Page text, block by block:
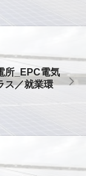
所_EPC電気
ス／就業環